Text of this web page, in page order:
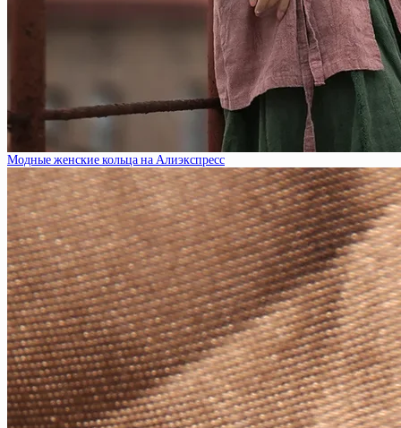
Модные женские кольца на Алиэкспресс